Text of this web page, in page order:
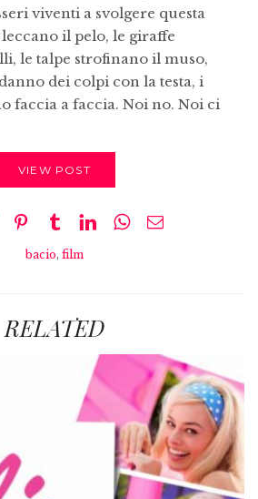
viventi a svolgere questa
il pelo, le giraffe
le talpe strofinano il muso,
dei colpi con la testa, i
faccia a faccia. Noi no. Noi ci
VIEW POST
bacio, film
RELATED